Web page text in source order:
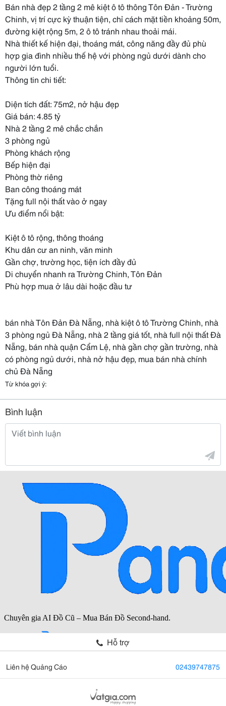
Bán nhà đẹp 2 tầng 2 mê kiệt ô tô thông Tôn Đản - Trường
Chinh, vị trí cực kỳ thuận tiện, chỉ cách mặt tiền khoảng 50m,
đường kiệt rộng 5m, 2 ô tô tránh nhau thoải mái.
Nhà thiết kế hiện đại, thoáng mát, công năng đầy đủ phù
hợp gia đình nhiều thế hệ với phòng ngủ dưới dành cho
người lớn tuổi.
Thông tin chi tiết:
Diện tích đất: 75m2, nở hậu đẹp
Giá bán: 4.85 tỷ
Nhà 2 tầng 2 mê chắc chắn
3 phòng ngủ
Phòng khách rộng
Bếp hiện đại
Phòng thờ riêng
Ban công thoáng mát
Tặng full nội thất vào ở ngay
Ưu điểm nổi bật:
Kiệt ô tô rộng, thông thoáng
Khu dân cư an ninh, văn minh
Gần chợ, trường học, tiện ích đầy đủ
Di chuyển nhanh ra Trường Chinh, Tôn Đản
Phù hợp mua ở lâu dài hoặc đầu tư
bán nhà Tôn Đản Đà Nẵng, nhà kiệt ô tô Trường Chinh, nhà
3 phòng ngủ Đà Nẵng, nhà 2 tầng giá tốt, nhà full nội thất Đà
Nẵng, bán nhà quận Cẩm Lệ, nhà gần chợ gần trường, nhà
có phòng ngủ dưới, nhà nở hậu đẹp, mua bán nhà chính
chủ Đà Nẵng
Từ khóa gợi ý:
Bình luận
Hỗ trợ
Liên hệ Quảng Cáo 02439747875